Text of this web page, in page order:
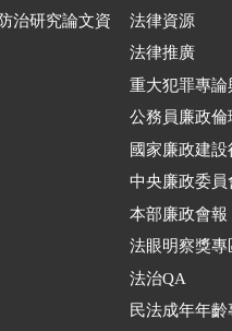
治研究論文資
法律資源
法律推廣
重大犯罪專論
公務員廉政倫
國家廉政建
中央廉政委員
本部廉政會報
法眼明察獎專
法治QA
民法成年年齡